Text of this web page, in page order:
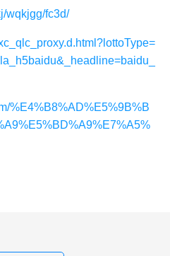
wqkjgg/fc3d/
%E4%B8%AD%E5%9B%B